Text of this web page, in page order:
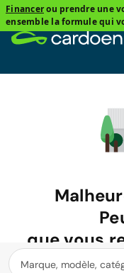
Financerou prendre une
ensemble la formule qui
que vous